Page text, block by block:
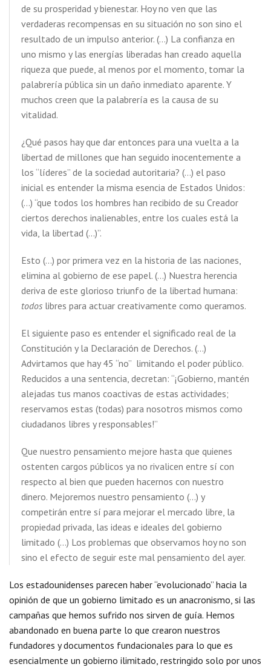
de su prosperidad y bienestar. Hoy no ven que las
verdaderas recompensas en su situación no son sino el
resultado de un impulso anterior. (…) La confianza en
uno mismo y las energías liberadas han creado aquella
riqueza que puede, al menos por el momento, tomar la
palabrería pública sin un daño inmediato aparente. Y
muchos creen que la palabrería es la causa de su
vitalidad.
¿Qué pasos hay que dar entonces para una vuelta a la
libertad de millones que han seguido inocentemente a
los “líderes” de la sociedad autoritaria? (…) el paso
inicial es entender la misma esencia de Estados Unidos:
(…) “que todos los hombres han recibido de su Creador
ciertos derechos inalienables, entre los cuales está la
vida, la libertad (…)”.
Esto (…) por primera vez en la historia de las naciones,
elimina al gobierno de ese papel. (…) Nuestra herencia
deriva de este glorioso triunfo de la libertad humana:
todos libres para actuar creativamente como queramos.
El siguiente paso es entender el significado real de la
Constitución y la Declaración de Derechos. (…)
Advirtamos que hay 45 “no” limitando el poder público.
Reducidos a una sentencia, decretan: “¡Gobierno, mantén
alejadas tus manos coactivas de estas actividades;
reservamos estas (todas) para nosotros mismos como
ciudadanos libres y responsables!”
Que nuestro pensamiento mejore hasta que quienes
ostenten cargos públicos ya no rivalicen entre sí con
respecto al bien que pueden hacernos con nuestro
dinero. Mejoremos nuestro pensamiento (…) y
competirán entre sí para mejorar el mercado libre, la
propiedad privada, las ideas e ideales del gobierno
limitado (…) Los problemas que observamos hoy no son
sino el efecto de seguir este mal pensamiento del ayer.
Los estadounidenses parecen haber “evolucionado” hacia la
opinión de que un gobierno limitado es un anacronismo, si las
campañas que hemos sufrido nos sirven de guía. Hemos
abandonado en buena parte lo que crearon nuestros
fundadores y documentos fundacionales para lo que es
esencialmente un gobierno ilimitado, restringido solo por unos